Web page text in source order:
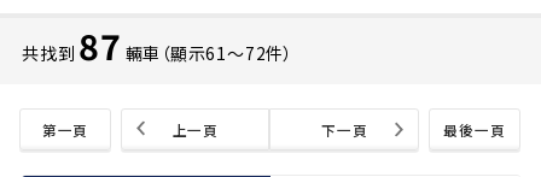
共找到 87 輛車（顯示61〜72件）
第一頁 最後一頁
上一頁 下一頁